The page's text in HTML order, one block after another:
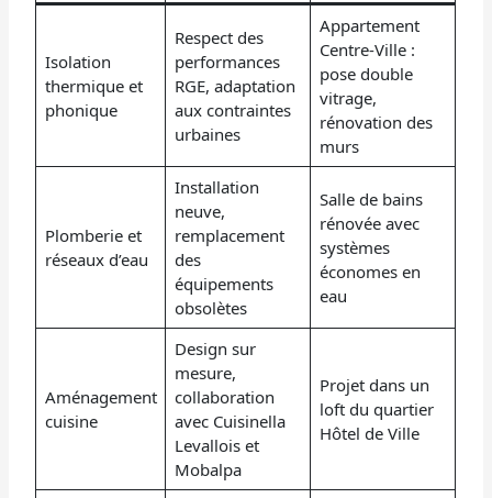
Isolation
thermique et
phonique
Respect des
performances
RGE, adaptation
aux contraintes
urbaines
Appartement
Centre-Ville :
pose double
vitrage,
rénovation des
murs
Plomberie et
réseaux d’eau
Installation
neuve,
remplacement
des
équipements
obsolètes
Salle de bains
rénovée avec
systèmes
économes en
eau
Aménagement
cuisine
Design sur
mesure,
collaboration
avec Cuisinella
Levallois et
Mobalpa
Projet dans un
loft du quartier
Hôtel de Ville